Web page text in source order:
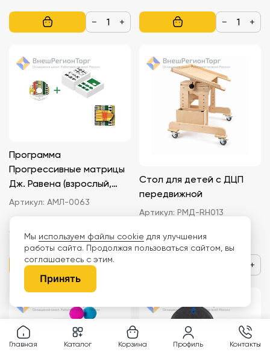
− + − +
Программа
Прогрессивные матрицы
Дж. Равена (взрослый,
детский). Локальная
Артикул: АМЛ-0063
18 575 ₽
−
Стол для детей с ДЦП
передвижной
Артикул: РМД-RH013
65 520 ₽
+
Главная Каталог Корзина Профиль Контакты
Мы используем файлы cookie для улучшения
работы сайта. Продолжая пользоваться сайтом, вы
соглашаетесь с этим.
Принять